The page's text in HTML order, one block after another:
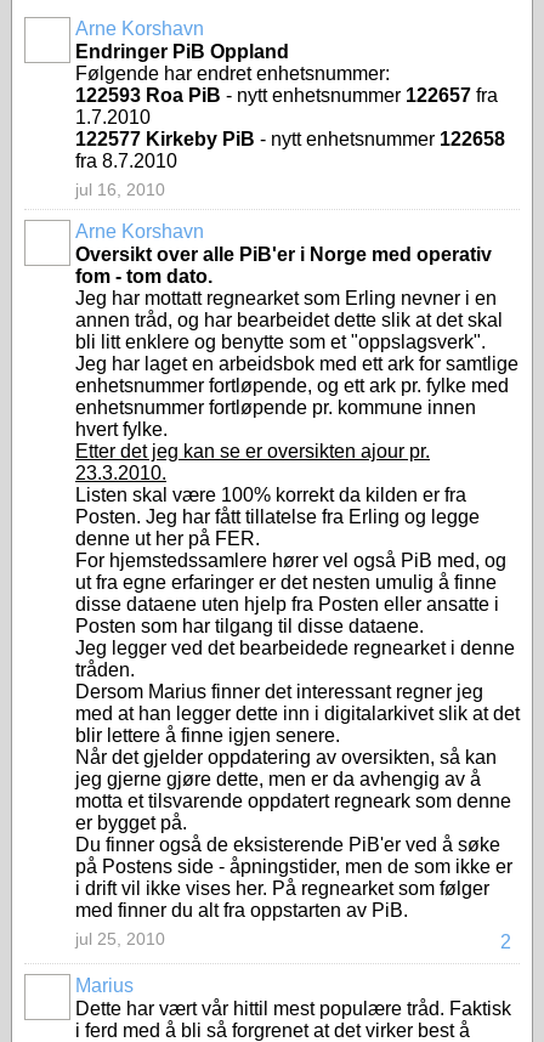
Arne Korshavn
Endringer PiB Oppland
Følgende har endret enhetsnummer:
122593 Roa PiB - nytt enhetsnummer 122657 fra
1.7.2010
122577 Kirkeby PiB - nytt enhetsnummer 122658
fra 8.7.2010
jul 16, 2010
Arne Korshavn
Oversikt over alle PiB'er i Norge med operativ
fom - tom dato.
Jeg har mottatt regnearket som Erling nevner i en
annen tråd, og har bearbeidet dette slik at det skal
bli litt enklere og benytte som et "oppslagsverk".
Jeg har laget en arbeidsbok med ett ark for samtlige
enhetsnummer fortløpende, og ett ark pr. fylke med
enhetsnummer fortløpende pr. kommune innen
hvert fylke.
Etter det jeg kan se er oversikten ajour pr.
23.3.2010.
Listen skal være 100% korrekt da kilden er fra
Posten. Jeg har fått tillatelse fra Erling og legge
denne ut her på FER.
For hjemstedssamlere hører vel også PiB med, og
ut fra egne erfaringer er det nesten umulig å finne
disse dataene uten hjelp fra Posten eller ansatte i
Posten som har tilgang til disse dataene.
Jeg legger ved det bearbeidede regnearket i denne
tråden.
Dersom Marius finner det interessant regner jeg
med at han legger dette inn i digitalarkivet slik at det
blir lettere å finne igjen senere.
Når det gjelder oppdatering av oversikten, så kan
jeg gjerne gjøre dette, men er da avhengig av å
motta et tilsvarende oppdatert regneark som denne
er bygget på.
Du finner også de eksisterende PiB'er ved å søke
på Postens side - åpningstider, men de som ikke er
i drift vil ikke vises her. På regnearket som følger
med finner du alt fra oppstarten av PiB.
2
jul 25, 2010
Marius
Dette har vært vår hittil mest populære tråd. Faktisk
i ferd med å bli så forgrenet at det virker best å